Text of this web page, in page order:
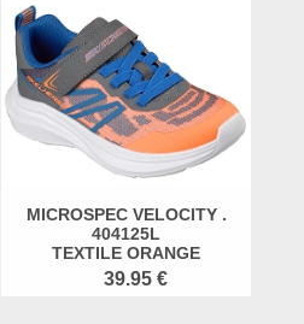
MICROSPEC VELOCITY .
404125L
TEXTILE ORANGE
39.95 €